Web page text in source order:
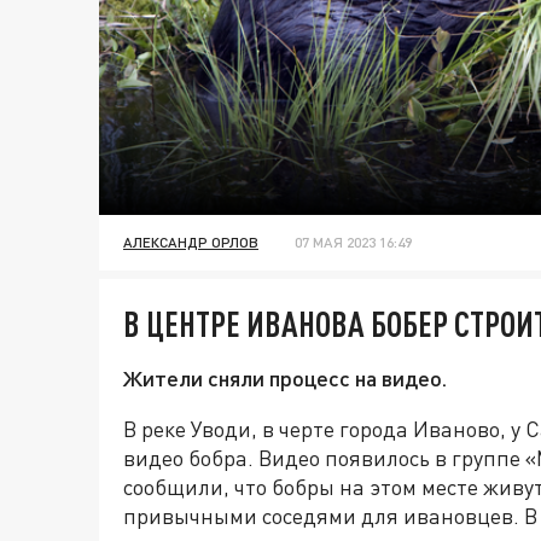
АЛЕКСАНДР ОРЛОВ 07 МАЯ 2023 16:49
В ЦЕНТРЕ ИВАНОВА БОБЕР
Жители сняли процесс на видео.
В реке Уводи, в черте города Иваново,
видео бобра. Видео появилось в
сообщили, что бобры на этом месте
привычными соседями для ивановцев. В